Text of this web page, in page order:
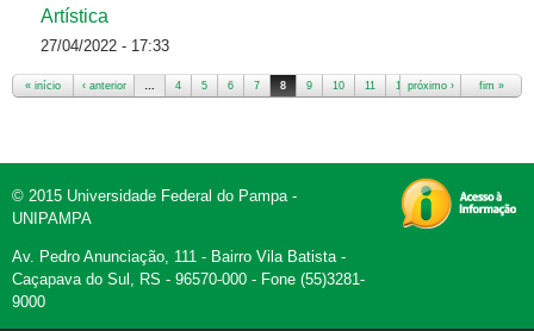
Artística
27/04/2022 - 17:33
« início ‹ anterior … 4 5 6 7 8 9 10 11 12 …
próximo › fim »
© 2015 Universidade Federal do Pampa -
UNIPAMPA
Av. Pedro Anunciação, 111 - Bairro Vila Batista -
Caçapava do Sul, RS - 96570-000 - Fone (55)3281-
9000